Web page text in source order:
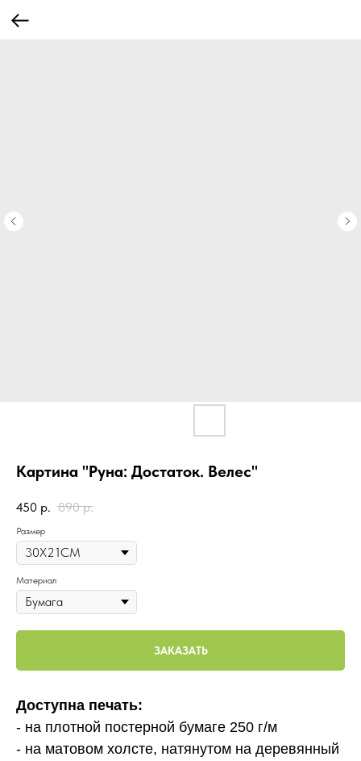
Картина "Руна: Достаток. Велес"
450 р. 890 р.
Размер
Материал
ЗАКАЗАТЬ
Доступна печать:
- на плотной постерной бумаге 250 г/м
- на матовом холсте, натянутом на деревянный